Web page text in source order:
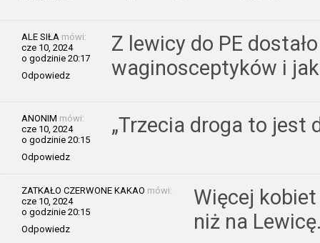
ALE SIŁA mówi:
cze 10, 2024
o godzinie 20:17
Odpowiedz
Z lewicy do PE
waginosceptyków i
ANONIM mówi:
cze 10, 2024
o godzinie 20:15
Odpowiedz
„Trzecia droga to jest
ZATKAŁO CZERWONE KAKAO mówi:
cze 10, 2024
o godzinie 20:15
Odpowiedz
Więcej kobiet
niż na